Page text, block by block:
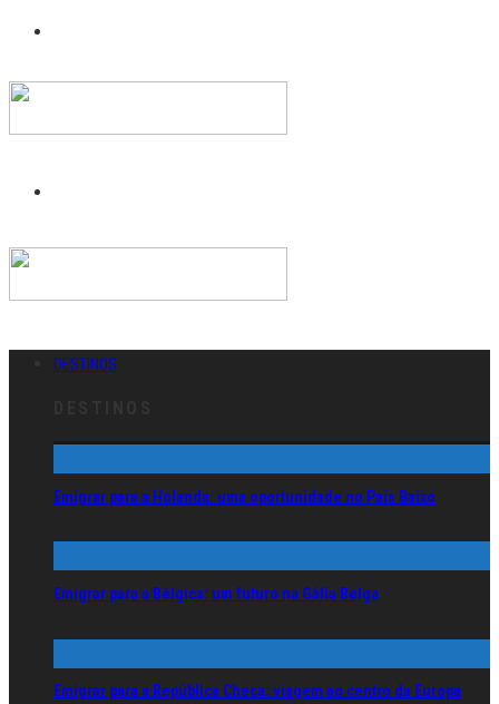
DESTINOS
Emigrar para a Holanda: uma oportunidade no País Baixo
Emigrar para a Bélgica: um futuro na Gália Belga
Emigrar para a República Checa: viagem ao centro da Europa